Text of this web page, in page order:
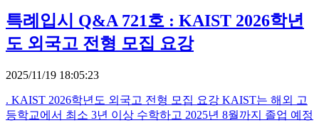
특례입시 Q&A 721호 : KAIST 2026학년
도 외국고 전형 모집 요강
2025/11/19 18:05:23
. KAIST 2026학년도 외국고 전형 모집 요강 KAIST는 해외 고
등학교에서 최소 3년 이상 수학하고 2025년 8월까지 졸업 예정